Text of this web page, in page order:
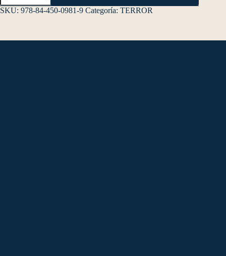
SKU: 978-84-450-0981-9 Categoría: TERROR